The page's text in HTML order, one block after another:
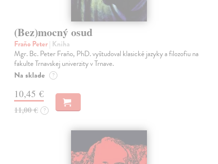
(Bez)mocný osud
Fraňo Peter| Kniha
Mgr. Bc. Peter Fraňo, PhD. vyštudoval klasické jazyky a filozofiu na
fakulte Trnavskej univerzity v Trnave.
Na sklade ?
10,45 €
11,00 € ?